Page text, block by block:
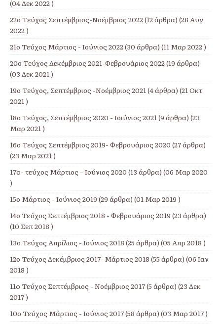
(04 Δεκ 2022 )
22ο Τεύχος Σεπτέμβριος-Νοέμβριος 2022(12 άρθρα) (28 Αυγ
2022 )
21ο Τεύχος Μάρτιος - Ιούνιος 2022(30 άρθρα) (11 Μαρ 2022 )
20ο Τεύχος Δεκέμβριος 2021-Φεβρουάριος 2022(19 άρθρα)
(03 Δεκ 2021 )
19ο Τεύχος, Σεπτέμβριος -Νοέμβριος 2021(4 άρθρα) (21 Οκτ
2021 )
18ο Τεύχος, Σεπτέμβριος 2020 - Ιοιύνιος 2021(9 άρθρα) (23
Μαρ 2021 )
16ο Τεύχος Σεπτέμβριος 2019- Φεβρουάριος 2020 (27 άρθρα)
(23 Μαρ 2021 )
17o- τεύχος Μάρτιος – Ιούνιος 2020 (13 άρθρα) (06 Μαρ 2020
)
15ο Μάρτιος - Ιούνιος 2019 (29 άρθρα) (01 Μαρ 2019 )
14ο Τεύχος Σεπτέμβριος 2018 - Φεβρουάριος 2019 (23 άρθρα)
(10 Σεπ 2018 )
13ο Τεύχος Απρίλιος - Ιούνιος 2018 (25 άρθρα) (05 Απρ 2018 )
12ο Τεύχος Δεκέμβριος 2017- Μάρτιος 2018 (55 άρθρα) (06 Ιαν
2018 )
11o Τεύχος Σεπτέμβριος - Νοέμβριος 2017(5 άρθρα) (23 Δεκ
2017 )
10ο Τεύχος Μάρτιος - Ιούνιος 2017(58 άρθρα) (03 Μαρ 2017 )